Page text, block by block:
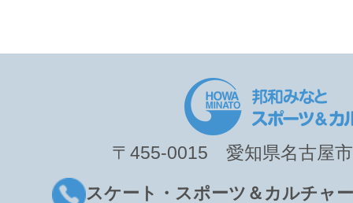
〒455-0015 愛知県名古屋
スケート・スポーツ＆カルチャ